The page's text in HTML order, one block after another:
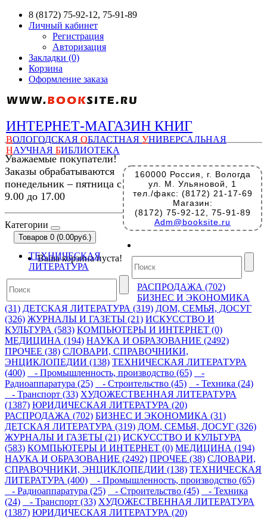
8 (8172) 75-92-12, 75-91-89
Личный кабинет
Регистрация
Авторизация
Закладки (0)
Корзина
Оформление заказа
ИНТЕРНЕТ-МАГАЗИН КНИГ
ВОЛОГОДСКАЯ ОБЛАСТНАЯ УНИВЕРСАЛЬНАЯ
НАУЧНАЯ БИБЛИОТЕКА
160000 Россия, г. Вологда
ул. М. Ульяновой, 1
тел./факс: (8172) 21-17-69
Магазин:
(8172) 75-92-12, 75-91-89
Adm@booksite.ru
Уважаемые покупатели!
Заказы обрабатываются
понедельник – пятница с
9.00 до 17.00
Категории
Товаров 0 (0.00руб.)
Ваша корзина пуста!
ТЕХНИЧЕСКАЯ
ЛИТЕРАТУРА
РАСПРОДАЖА (702)
БИЗНЕС И ЭКОНОМИКА
(31) ДЕТСКАЯ ЛИТЕРАТУРА (319) ДОМ, СЕМЬЯ, ДОСУГ
(326) ЖУРНАЛЫ И ГАЗЕТЫ (21) ИСКУССТВО И
КУЛЬТУРА (583) КОМПЬЮТЕРЫ И ИНТЕРНЕТ (0)
МЕДИЦИНА (194) НАУКА И ОБРАЗОВАНИЕ (2492)
ПРОЧЕЕ (38) СЛОВАРИ, СПРАВОЧНИКИ,
ЭНЦИКЛОПЕДИИ (138) ТЕХНИЧЕСКАЯ ЛИТЕРАТУРА
(400)
- Промышленность, производство (65)
-
Радиоаппаратура (25)
- Строительство (45)
- Техника (24)
- Транспорт (33) ХУДОЖЕСТВЕННАЯ ЛИТЕРАТУРА
(1387) ЮРИДИЧЕСКАЯ ЛИТЕРАТУРА (20)
РАСПРОДАЖА (702) БИЗНЕС И ЭКОНОМИКА (31)
ДЕТСКАЯ ЛИТЕРАТУРА (319) ДОМ, СЕМЬЯ, ДОСУГ (326)
ЖУРНАЛЫ И ГАЗЕТЫ (21) ИСКУССТВО И КУЛЬТУРА
(583) КОМПЬЮТЕРЫ И ИНТЕРНЕТ (0) МЕДИЦИНА (194)
НАУКА И ОБРАЗОВАНИЕ (2492) ПРОЧЕЕ (38) СЛОВАРИ,
СПРАВОЧНИКИ, ЭНЦИКЛОПЕДИИ (138) ТЕХНИЧЕСКАЯ
ЛИТЕРАТУРА (400)
- Промышленность, производство (65)
- Радиоаппаратура (25)
- Строительство (45)
- Техника
(24)
- Транспорт (33) ХУДОЖЕСТВЕННАЯ ЛИТЕРАТУРА
(1387) ЮРИДИЧЕСКАЯ ЛИТЕРАТУРА (20)